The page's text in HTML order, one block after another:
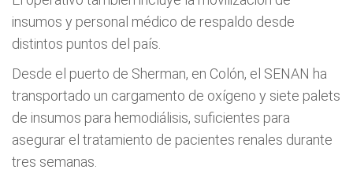
insumos y personal médico de respaldo desde
distintos puntos del país.
Desde el puerto de Sherman, en Colón, el SENAN ha
transportado un cargamento de oxígeno y siete palets
de insumos para hemodiálisis, suficientes para
asegurar el tratamiento de pacientes renales durante
tres semanas.